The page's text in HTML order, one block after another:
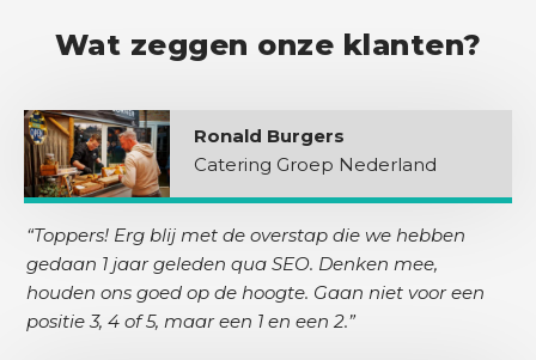
Wat zeggen onze klanten?
Ronald Burgers
Catering Groep Nederland
“Toppers! Erg blij met de overstap die we hebben
gedaan 1 jaar geleden qua SEO. Denken mee,
houden ons goed op de hoogte. Gaan niet voor een
positie 3, 4 of 5, maar een 1 en een 2.”